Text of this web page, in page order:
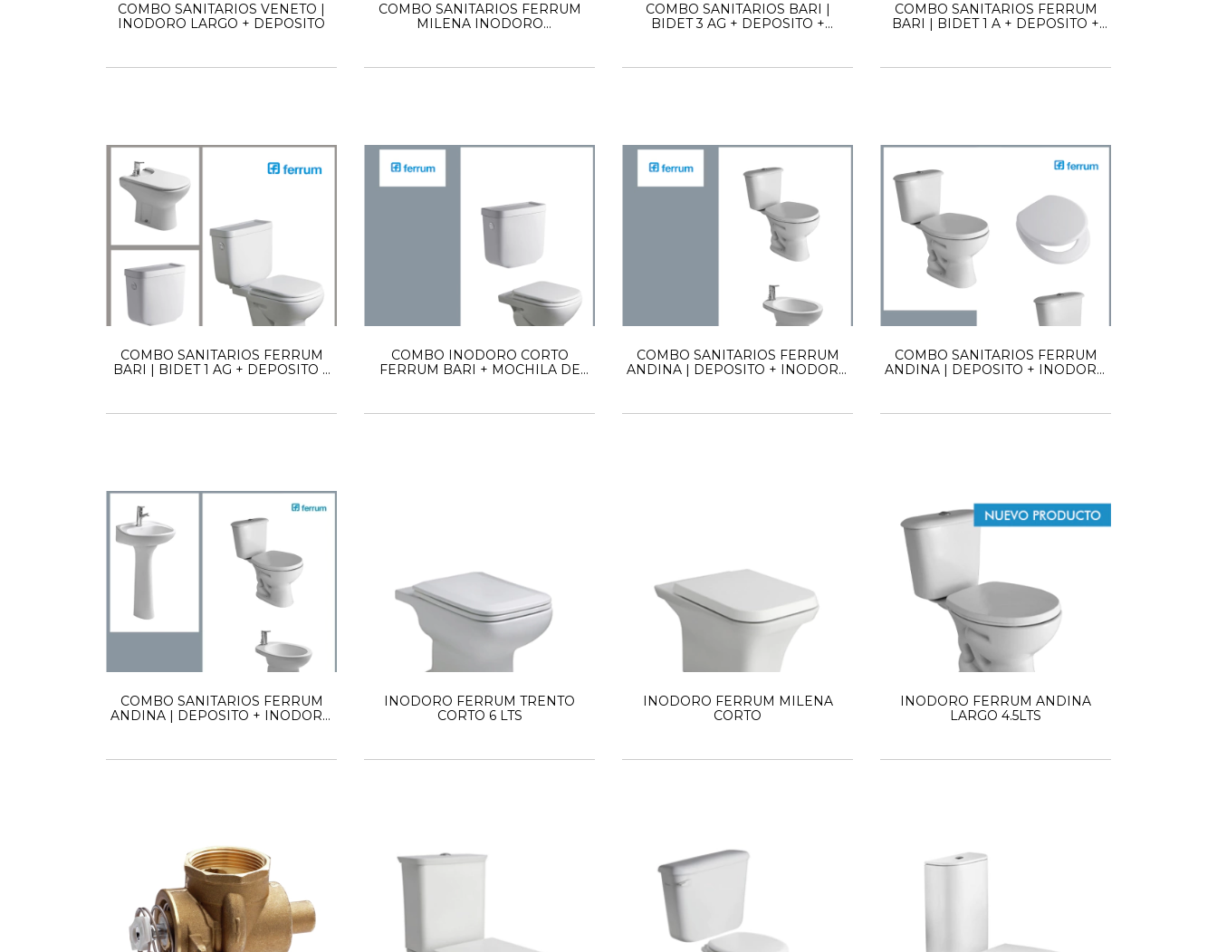
COMBO SANITARIOS VENETO |
INODORO LARGO + DEPOSITO
COMBO SANITARIOS FERRUM
MILENA INODORO
COMBO SANITARIOS BARI |
BIDET 3 AG + DEPOSITO +
COMBO SANITARIOS FERRUM
BARI | BIDET 1 A + DEPOSITO +
COMBO SANITARIOS FERRUM
BARI | BIDET 1 AG + DEPOSITO +
COMBO INODORO CORTO
FERRUM BARI + MOCHILA DE
COMBO SANITARIOS FERRUM
ANDINA | DEPOSITO + INODORO
COMBO SANITARIOS FERRUM
ANDINA | DEPOSITO + INODORO
COMBO SANITARIOS FERRUM
ANDINA | DEPOSITO + INODORO
INODORO FERRUM TRENTO
CORTO 6 LTS
INODORO FERRUM MILENA
CORTO
INODORO FERRUM ANDINA
LARGO 4.5LTS